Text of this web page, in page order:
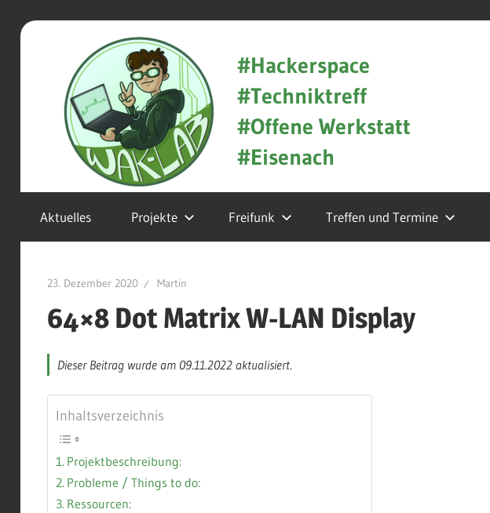
Zum
WAK-
Lab
Eisenach
#Hackerspace
#Techniktreff
#Offene Werkstatt
#Eisenach
Aktuelles Projekte Freifunk Treffen und Termine
23. Dezember 2020 Martin
64×8 Dot Matrix W-LAN Display
Dieser Beitrag wurde am 09.11.2022 aktualisiert.
Inhaltsverzeichnis
Projektbeschreibung:
Probleme / Things to do:
Ressourcen: